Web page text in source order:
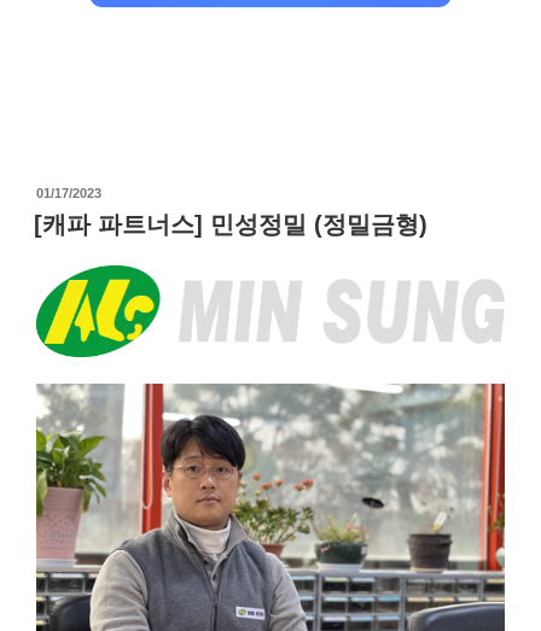
작
성
일
01/17/2023
[캐파 파트너스] 민성정밀 (정밀금형)